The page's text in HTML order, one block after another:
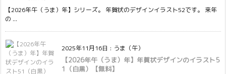
【2026年午（うま）年】シリーズ。 年賀状のデザインイラスト52です。 来年
の ...
2025年11月16日 : うま（午）
【2026年午（うま）年】年賀状デザインのイラスト5
1（白黒）【無料】